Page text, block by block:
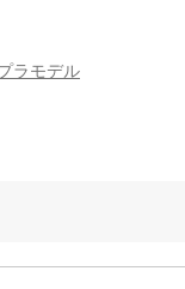
ラモデル